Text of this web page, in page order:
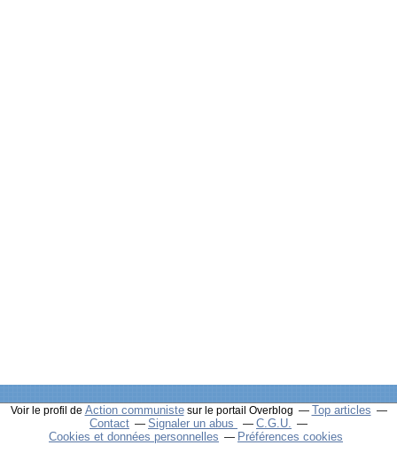
Voir le profil de Action communistesur le portail Overblog
Top articles
Contact
Signaler un abus
C.G.U.
Cookies et données personnelles
Préférences cookies